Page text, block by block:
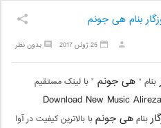
بنام هی جونم
بدون نظر 25 ژوئن 2017
بنام “ هی جونم” با لینک مستقیم
Download New Music
بنامهی جونمبا بالاترین کیفیت در آوا